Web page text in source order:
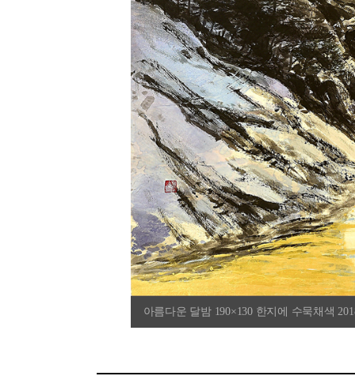
아름다운 달밤 190×130 한지에 수묵채색